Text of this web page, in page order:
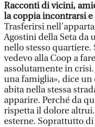
Racconti di vicini,
la coppia incontrarsi
Trasferirsi
Agostini della Seta da
nello stesso quartiere.
vedevo alla Coop a
assolutamente in
una famiglia», dice un
abita nella stessa
apparire. Perché da
rispetta il dolore
esterne. Soprattutto